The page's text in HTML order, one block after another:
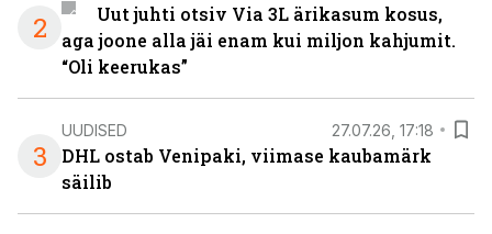
2
Uut juhti otsiv Via 3L ärikasum kosus,
aga joone alla jäi enam kui miljon kahjumit.
“Oli keerukas”
3
UUDISED 27.07.26, 17:18
DHL ostab Venipaki, viimase kaubamärk
säilib